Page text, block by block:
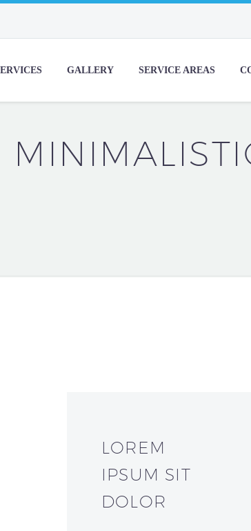
GALLERY SERVICE AREAS
LOREM
IPSUM SIT
DOLOR